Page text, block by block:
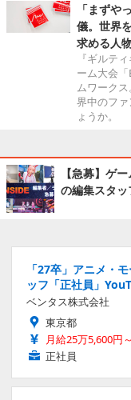
「まずや
儀。世界
求める人
『ギルテ
ーム大会
ムワーク
界中のフ
ょうか。
【急募】ゲ
の編集スタ
「27卒」アニメ・
ッフ「正社員」
ベンタス株式会社
東京都
月給25万5,600円
正社員